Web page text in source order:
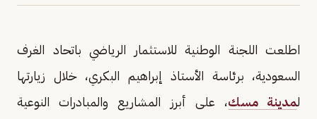
اطلعت اللجنة الوطنية للاستثمار الرياضي باتحاد الغرف
السعودية، برئاسة الأستاذ إبراهيم البكري، خلال زيارتها
لمدينة مسك، على أبرز المشاريع والمبادرات النوعية